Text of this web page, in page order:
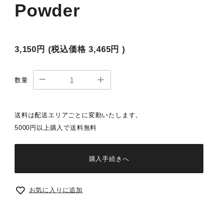
Powder
3,150円 (税込価格3,465円 )
数量
送料は配送エリアごとに変動いたします。
5000円以上購入で送料無料
購入手続きへ
お気に入りに追加